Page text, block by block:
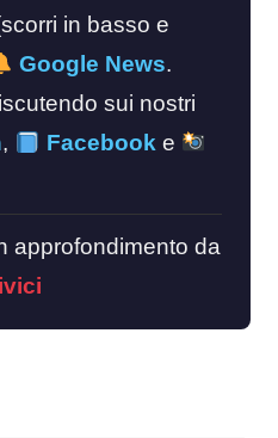
in basso e
Google News.
sui nostri
, Facebooke
approfondimento da